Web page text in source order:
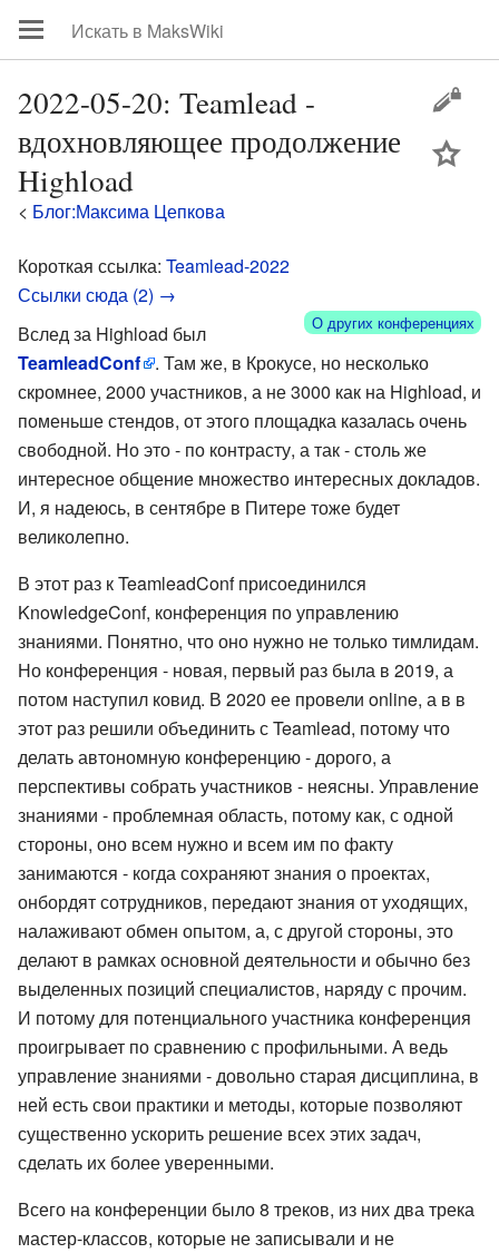
2022-05-20: Teamlead -
вдохновляющее продолжение
Highload
< Блог:Максима Цепкова
Короткая ссылка: Teamlead-2022
Ссылки сюда (2) →
О других конференциях
Вслед за Highload был
TeamleadConf
. Там же, в Крокусе, но несколько
скромнее, 2000 участников, а не 3000 как на Highload, и
поменьше стендов, от этого площадка казалась очень
свободной. Но это - по контрасту, а так - столь же
интересное общение множество интересных докладов.
И, я надеюсь, в сентябре в Питере тоже будет
великолепно.
В этот раз к TeamleadConf присоединился
KnowledgeConf, конференция по управлению
знаниями. Понятно, что оно нужно не только тимлидам.
Но конференция - новая, первый раз была в 2019, а
потом наступил ковид. В 2020 ее провели online, а в в
этот раз решили объединить с Teamlead, потому что
делать автономную конференцию - дорого, а
перспективы собрать участников - неясны. Управление
знаниями - проблемная область, потому как, с одной
стороны, оно всем нужно и всем им по факту
занимаются - когда сохраняют знания о проектах,
онбордят сотрудников, передают знания от уходящих,
налаживают обмен опытом, а, с другой стороны, это
делают в рамках основной деятельности и обычно без
выделенных позиций специалистов, наряду с прочим.
И потому для потенциального участника конференция
проигрывает по сравнению с профильными. А ведь
управление знаниями - довольно старая дисциплина, в
ней есть свои практики и методы, которые позволяют
существенно ускорить решение всех этих задач,
сделать их более уверенными.
Всего на конференции было 8 треков, из них два трека
мастер-классов, которые не записывали и не